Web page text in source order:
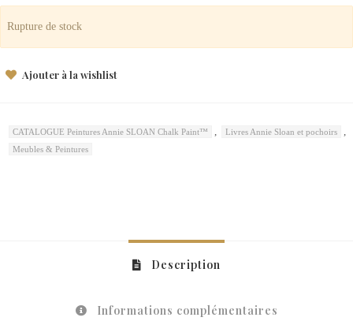
Rupture de stock
Ajouter à la wishlist
CATALOGUE Peintures Annie SLOAN Chalk Paint™ , Livres Annie Sloan et pochoirs ,
Meubles & Peintures
Description
Informations complémentaires